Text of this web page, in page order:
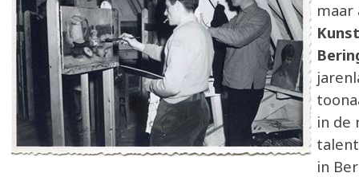
maar
in de
in